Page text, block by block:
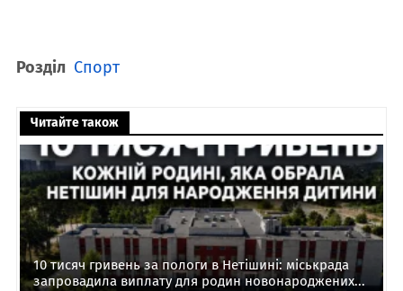
Розділ Спорт
Читайте також
10 тисяч гривень за пологи в Нетішині: міськрада
запровадила виплату для родин новонароджених...